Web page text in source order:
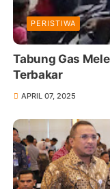
PERISTIWA
Tabung Gas
Terbakar
APRIL 07, 2025